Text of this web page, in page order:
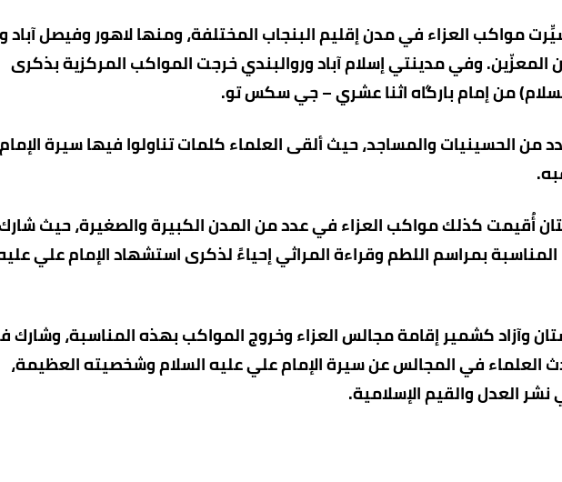
مواكب العزاء في مدن إقليم البنجاب المختلفة، ومنها لاهور وفيصل آباد
وفي مدينتي إسلام آباد وروالبندي خرجت المواكب المركزية بذكرى
من إمام بارگاه اثنا عشري – جي سكس تو.
الحسينيات والمساجد، حيث ألقى العلماء كلمات تناولوا فيها سيرة
أُقيمت كذلك مواكب العزاء في عدد من المدن الكبيرة والصغيرة، حيث
بمراسم اللطم وقراءة المراثي إحياءً لذكرى استشهاد الإمام علي
وآزاد كشمير إقامة مجالس العزاء وخروج المواكب بهذه المناسبة، وشارك
العلماء في المجالس عن سيرة الإمام علي عليه السلام وشخصيته العظيمة،
العدل والقيم الإسلامية.